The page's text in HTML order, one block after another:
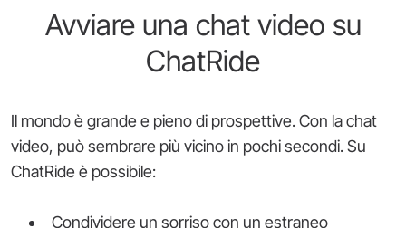
Avviare una chat video su
ChatRide
Il mondo è grande e pieno di prospettive. Con la chat
video, può sembrare più vicino in pochi secondi. Su
ChatRide è possibile:
Condividere un sorriso con un estraneo